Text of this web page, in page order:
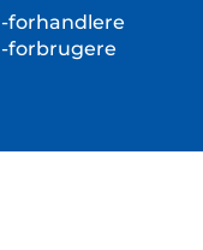
-forhandlere
-forbrugere